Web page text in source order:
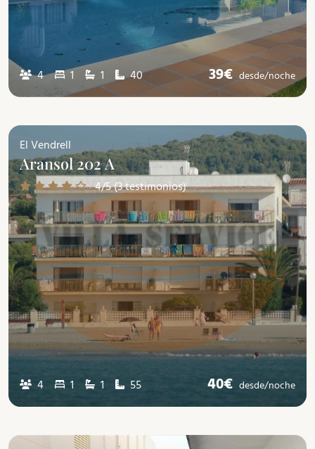
4 1 1 40 39€desde/noche
El Vendrell
Aransol 202 A
4/5 (3 testimonios)
4 1 1 55 40€ desde/noche